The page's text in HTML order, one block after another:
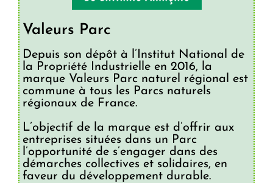
Valeurs Parc
Depuis son dépôt à l’Institut National de
la Propriété Industrielle en 2016, la
marque Valeurs Parc naturel régional est
commune à tous les Parcs naturels
régionaux de France.
L’objectif de la marque est d’offrir aux
entreprises situées dans un Parc
l’opportunité de s’engager dans des
démarches collectives et solidaires, en
faveur du développement durable.